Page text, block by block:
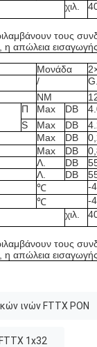
χιλ.
τους
η απώλεια
Μονάδα
/
NM
Π Max DB
S
Max DB
Max DB
Max DB
Λ. DB
Λ. DB
℃
-
℃
-
χιλ.
τους
η απώλεια
ινών FTTX PON
1x32